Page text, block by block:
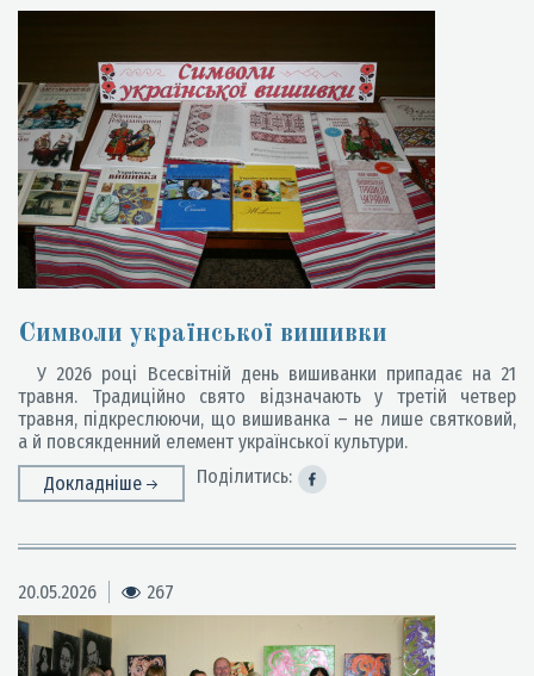
Символи української вишивки
У 2026 році Всесвітній день вишиванки припадає на 21
травня. Традиційно свято відзначають у третій четвер
травня, підкреслюючи, що вишиванка – не лише святковий,
а й повсякденний елемент української культури.
Докладніше
Поділитись:
20.05.2026 267